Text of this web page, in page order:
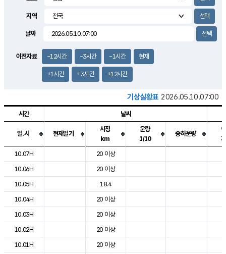
3.0m/s
지역
날짜
이전자료 -12시간 -3시간 -1시간 현재
+1시간 +3시간 +12시간
기상실황표 2026.05.10.07:00
도시별 기상실황표로 지점, 날씨, 기온, 강수, 바람, 기압등을 안내한 표입
시간 날씨
일.시 현재일기
시정
km
운량
1/10
중하운량
10.07H
20 이상
10.06H
20 이상
10.05H
18.4
10.04H
20 이상
10.03H
20 이상
10.02H
20 이상
10.01H
20 이상